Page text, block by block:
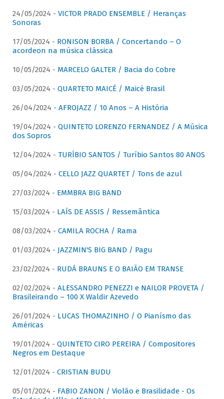
24/05/2024 - VICTOR PRADO ENSEMBLE / Heranças
Sonoras
17/05/2024 - RONISON BORBA / Concertando – O
acordeon na música clássica
10/05/2024 - MARCELO GALTER / Bacia do Cobre
03/05/2024 - QUARTETO MAICÉ / Maicé Brasil
26/04/2024 - AFROJAZZ / 10 Anos – A História
19/04/2024 - QUINTETO LORENZO FERNANDEZ / A Música
dos Sopros
12/04/2024 - TURÍBIO SANTOS / Turíbio Santos 80 ANOS
05/04/2024 - CELLO JAZZ QUARTET / Tons de azul
27/03/2024 - EMMBRA BIG BAND
15/03/2024 - LAÍS DE ASSIS / Ressemântica
08/03/2024 - CAMILA ROCHA / Rama
01/03/2024 - JAZZMIN'S BIG BAND / Pagu
23/02/2024 - RUDÁ BRAUNS E O BAIÃO EM TRANSE
02/02/2024 - ALESSANDRO PENEZZI e NAILOR PROVETA /
Brasileirando – 100 X Waldir Azevedo
26/01/2024 - LUCAS THOMAZINHO / O Pianísmo das
Américas
19/01/2024 - QUINTETO CIRO PEREIRA / Compositores
Negros em Destaque
12/01/2024 - CRISTIAN BUDU
05/01/2024 - FABIO ZANON / Violão e Brasilidade - Os